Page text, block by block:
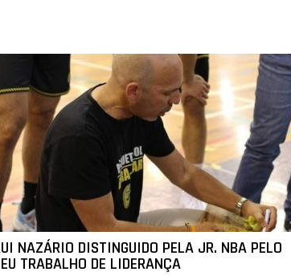
NAZÁRIO DISTINGUIDO PELA JR. NBA PELO
TRABALHO DE LIDERANÇA